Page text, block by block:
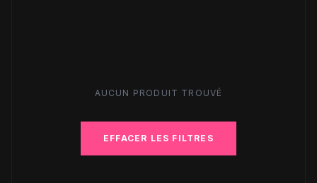
AUCUN PRODUIT TROUVÉ
EFFACER LES FILTRES